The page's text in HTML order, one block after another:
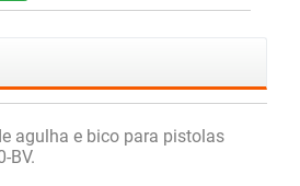
agulha e bico para pistolas
BV.